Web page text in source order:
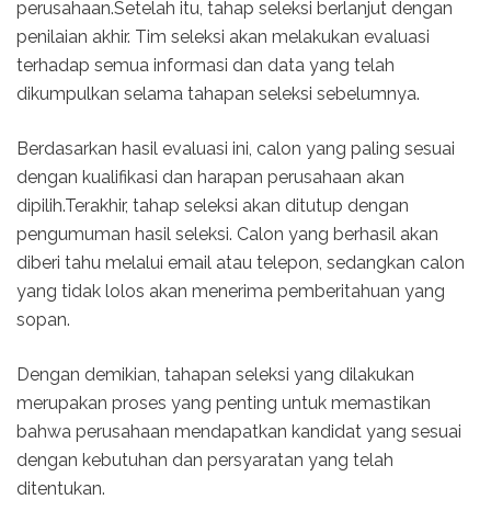
perusahaan.Setelah itu, tahap seleksi berlanjut dengan
penilaian akhir. Tim seleksi akan melakukan evaluasi
terhadap semua informasi dan data yang telah
dikumpulkan selama tahapan seleksi sebelumnya.
Berdasarkan hasil evaluasi ini, calon yang paling sesuai
dengan kualifikasi dan harapan perusahaan akan
dipilih.Terakhir, tahap seleksi akan ditutup dengan
pengumuman hasil seleksi. Calon yang berhasil akan
diberi tahu melalui email atau telepon, sedangkan calon
yang tidak lolos akan menerima pemberitahuan yang
sopan.
Dengan demikian, tahapan seleksi yang dilakukan
merupakan proses yang penting untuk memastikan
bahwa perusahaan mendapatkan kandidat yang sesuai
dengan kebutuhan dan persyaratan yang telah
ditentukan.